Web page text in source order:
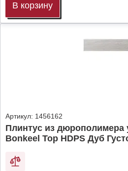
В корзину
Артикул: 1456162
Плинтус из дюрополимера
Bonkeel Top HDPS Дуб